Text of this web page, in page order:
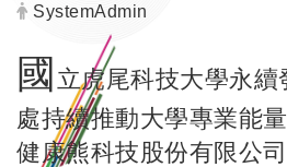
發布者：
SystemAdmin
國 立虎尾科技大學永
處持續推動大學專業能
健康熊科技股份有限公